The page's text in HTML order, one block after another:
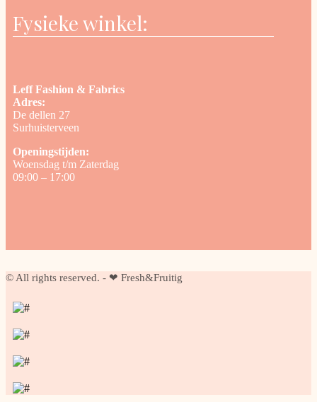
Fysieke winkel:
Leff Fashion & Fabrics
Adres:
De dellen 27
Surhuisterveen
Openingstijden:
Woensdag t/m Zaterdag
09:00 – 17:00
© All rights reserved. - ❤ Fresh&Fruitig